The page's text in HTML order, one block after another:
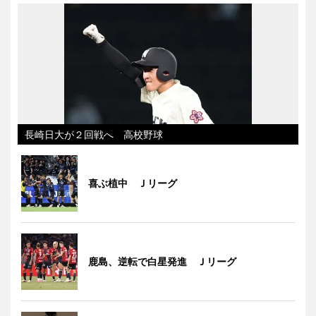
長崎日大が２回戦へ 高校野球
喜ぶ植中 Ｊリーグ
鹿島、逆転で白星発進 Ｊリーグ